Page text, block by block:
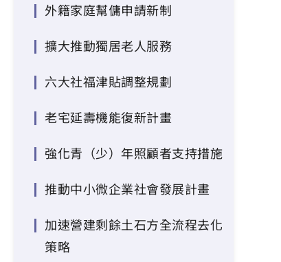
外籍家庭幫傭申請新制
擴大推動獨居老人服務
六大社福津貼調整規劃
老宅延壽機能復新計畫
強化青（少）年照顧者支持措施
推動中小微企業社會發展計畫
加速營建剩餘土石方全流程去化
策略